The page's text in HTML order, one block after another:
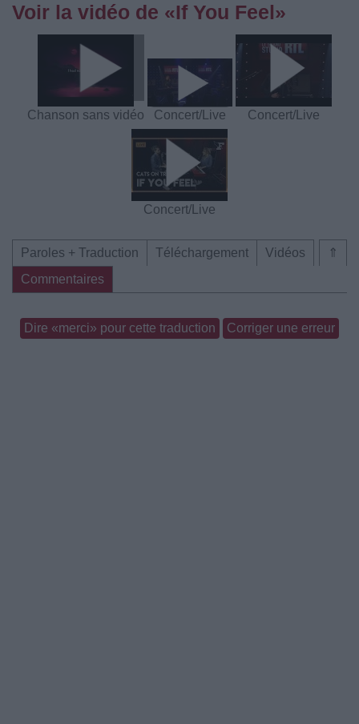
Voir la vidéo de «If You Feel»
Chanson sans vidéo Concert/Live Concert/Live
Concert/Live
⇑
Paroles + Traduction Téléchargement
Vidéos
Commentaires
Dire «merci» pour cette traduction Corriger une erreur